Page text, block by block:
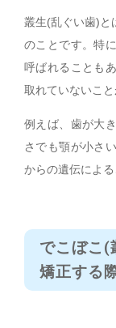
叢生(乱ぐい歯)と
のことです。特
呼ばれることも
取れていないこと
例えば、歯が大
さでも顎が小さ
からの遺伝による
でこぼこ(
矯正する